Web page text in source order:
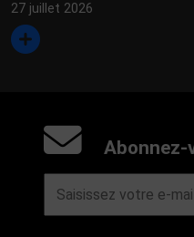
27 juillet 2026
Abonnez-